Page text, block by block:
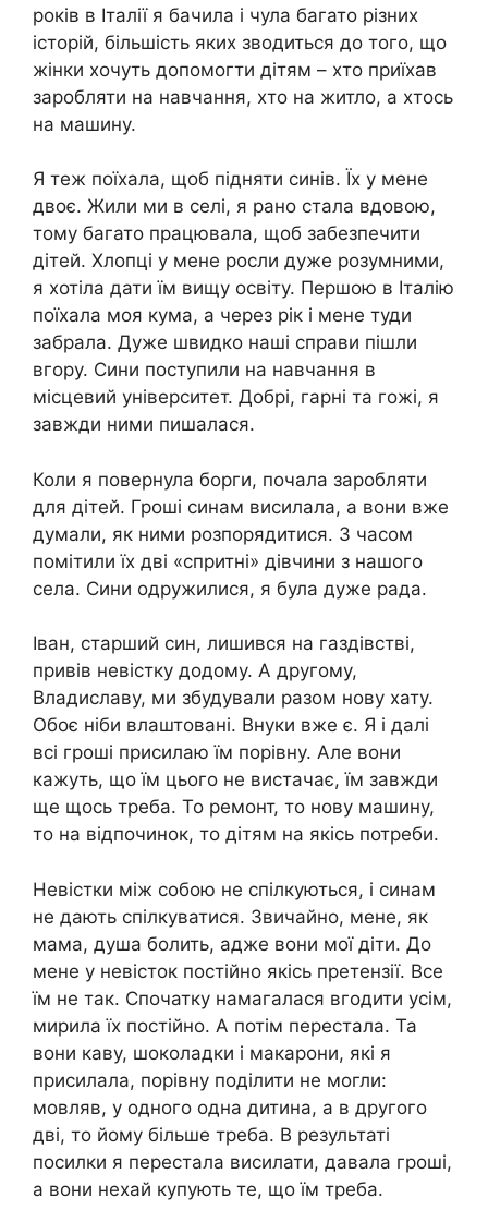
років в Італії я бачила і чула багато різних
історій, більшість яких зводиться до того, що
жінки хочуть допомогти дітям – хто приїхав
заробляти на навчання, хто на житло, а хтось
на машину.
Я теж поїхала, щоб підняти синів. Їх у мене
двоє. Жили ми в селі, я рано стала вдовою,
тому багато працювала, щоб забезпечити
дітей. Хлопці у мене росли дуже розумними,
я хотіла дати їм вищу освіту. Першою в Італію
поїхала моя кума, а через рік і мене туди
забрала. Дуже швидко наші справи пішли
вгору. Сини поступили на навчання в
місцевий університет. Добрі, гарні та гожі, я
завжди ними пишалася.
Коли я повернула борги, почала заробляти
для дітей. Гроші синам висилала, а вони вже
думали, як ними розпорядитися. З часом
помітили їх дві «спритні» дівчини з нашого
села. Сини одружилися, я була дуже рада.
Іван, старший син, лишився на газдівстві,
привів невістку додому. А другому,
Владиславу, ми збудували разом нову хату.
Обоє ніби влаштовані. Внуки вже є. Я і далі
всі гроші присилаю їм порівну. Але вони
кажуть, що їм цього не вистачає, їм завжди
ще щось треба. То ремонт, то нову машину,
то на відпочинок, то дітям на якісь потреби.
Невістки між собою не спілкуються, і синам
не дають спілкуватися. Звичайно, мене, як
мама, душа болить, адже вони мої діти. До
мене у невісток постійно якісь претензії. Все
їм не так. Спочатку намагалася вгодити усім,
мирила їх постійно. А потім перестала. Та
вони каву, шоколадки і макарони, які я
присилала, порівну поділити не могли:
мовляв, у одного одна дитина, а в другого
дві, то йому більше треба. В результаті
посилки я перестала висилати, давала гроші,
а вони нехай купують те, що їм треба.